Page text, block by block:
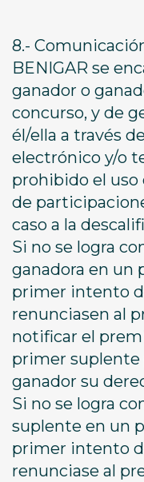
8.-
BENIGAR se
ganador o
concurso, y de
él/ella a través
electrónico y/o
prohibido el
de
caso a la
Si no se logra
ganadora en un
primer intento
renunciasen al
notificar el
primer
ganador su
Si no se logra
suplente en un
primer intento
renunciase al